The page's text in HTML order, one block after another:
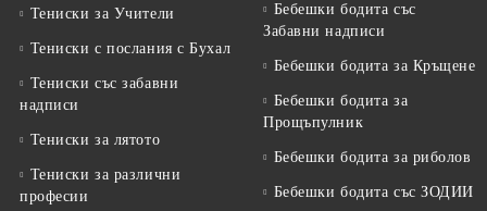
Тениски за Учители
Тениски с послания с Бухал
Тениски със забавни
надписи
Тениски за лятото
Тениски за различни
професии
Бебешки бодита със
Забавни надписи
Бебешки бодита за Кръщене
Бебешки бодита за
Прощъпулник
Бебешки бодита за риболов
Бебешки бодита със ЗОДИИ